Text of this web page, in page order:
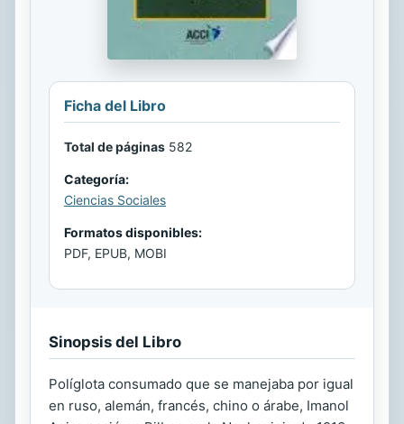
Ficha del Libro
Total de páginas 582
Categoría:
Ciencias Sociales
Formatos disponibles:
PDF, EPUB, MOBI
Sinopsis del Libro
Políglota consumado que se manejaba por igual
en ruso, alemán, francés, chino o árabe, Imanol